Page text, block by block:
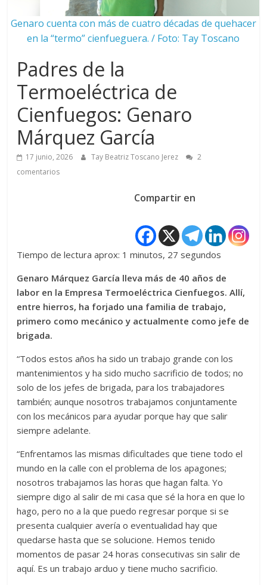
Genaro cuenta con más de cuatro décadas de quehacer
en la “termo” cienfueguera. / Foto: Tay Toscano
Padres de la
Termoeléctrica de
Cienfuegos: Genaro
Márquez García
17 junio, 2026 Tay Beatriz Toscano Jerez
2
comentarios
Compartir en
Tiempo de lectura aprox: 1 minutos, 27 segundos
Genaro Márquez García lleva más de 40 años de
labor en la Empresa Termoeléctrica Cienfuegos. Allí,
entre hierros, ha forjado una familia de trabajo,
primero como mecánico y actualmente como jefe de
brigada.
“Todos estos años ha sido un trabajo grande con los
mantenimientos y ha sido mucho sacrificio de todos; no
solo de los jefes de brigada, para los trabajadores
también; aunque nosotros trabajamos conjuntamente
con los mecánicos para ayudar porque hay que salir
siempre adelante.
“Enfrentamos las mismas dificultades que tiene todo el
mundo en la calle con el problema de los apagones;
nosotros trabajamos las horas que hagan falta. Yo
siempre digo al salir de mi casa que sé la hora en que lo
hago, pero no a la que puedo regresar porque si se
presenta cualquier avería o eventualidad hay que
quedarse hasta que se solucione. Hemos tenido
momentos de pasar 24 horas consecutivas sin salir de
aquí. Es un trabajo arduo y tiene mucho sacrificio.